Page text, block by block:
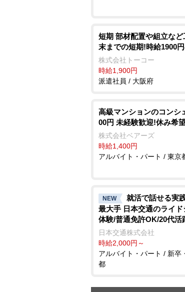
短期 部材配置や組立など
末までの短期!時給1900
株式会社トーコー
時給1,900円
派遣社員 / 大阪府
高級マンションのコンシ
00円 未経験歓迎!休み希
株式会社ベアーズ
時給1,400円
アルバイト・パート / 東京
NEW
就活で話せる実
最大手 日本交通のライ
体験/普通免許OK/20代活
日本交通株式会社
時給2,000円～
アルバイト・パート / 新卒
都